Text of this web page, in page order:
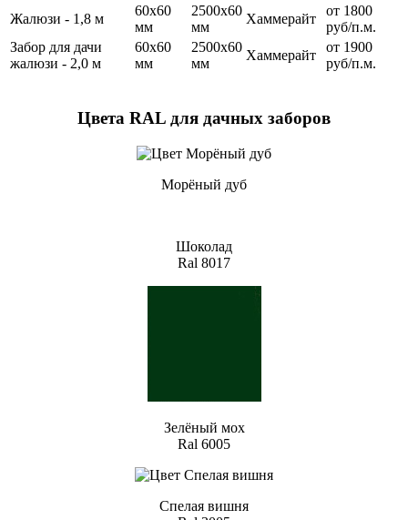
Жалюзи - 1,8 м
60х60
мм
2500х60
мм
Хаммерайт
от 1800
руб/п.м.
Забор для дачи
жалюзи - 2,0 м
60х60
мм
2500х60
мм
Хаммерайт
от 1900
руб/п.м.
Цвета RAL для дачных заборов
Морёный дуб
Шоколад
Ral 8017
Зелёный мох
Ral 6005
Спелая вишня